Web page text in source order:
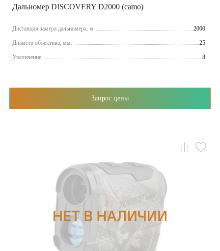
Дальномер DISCOVERY D2000 (camo)
Дистанция замера дальномера, м: 2000
Диаметр объектива, мм: 25
Увеличение: 8
Запрос цены